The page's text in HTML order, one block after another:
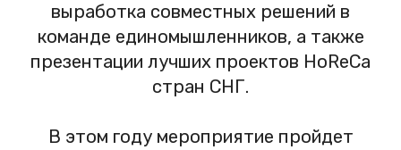
выработка совместных решений в
команде единомышленников, а также
презентации лучших проектов HoReCa
стран СНГ.
В этом году мероприятие пройдет